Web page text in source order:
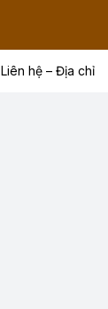
Liên hệ – Địa chỉ